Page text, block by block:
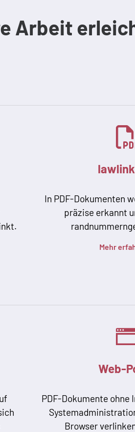
Arbeit
In PDF-Dokumenten
präzise erkannt
Mehr
Web-
PDF-Dokumente ohne
Browser